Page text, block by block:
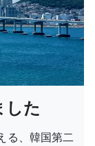
した
る、韓国第二